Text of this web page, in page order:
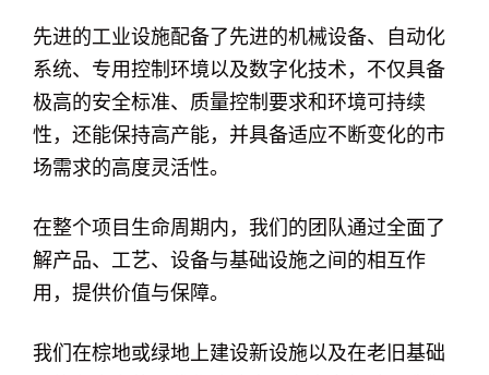
先进的工业设施配备了先进的机械设备、自动化
系统、专用控制环境以及数字化技术，不仅具备
极高的安全标准、质量控制要求和环境可持续
性，还能保持高产能，并具备适应不断变化的市
场需求的高度灵活性。
在整个项目生命周期内，我们的团队通过全面了
解产品、工艺、设备与基础设施之间的相互作
用，提供价值与保障。
我们在棕地或绿地上建设新设施以及在老旧基础